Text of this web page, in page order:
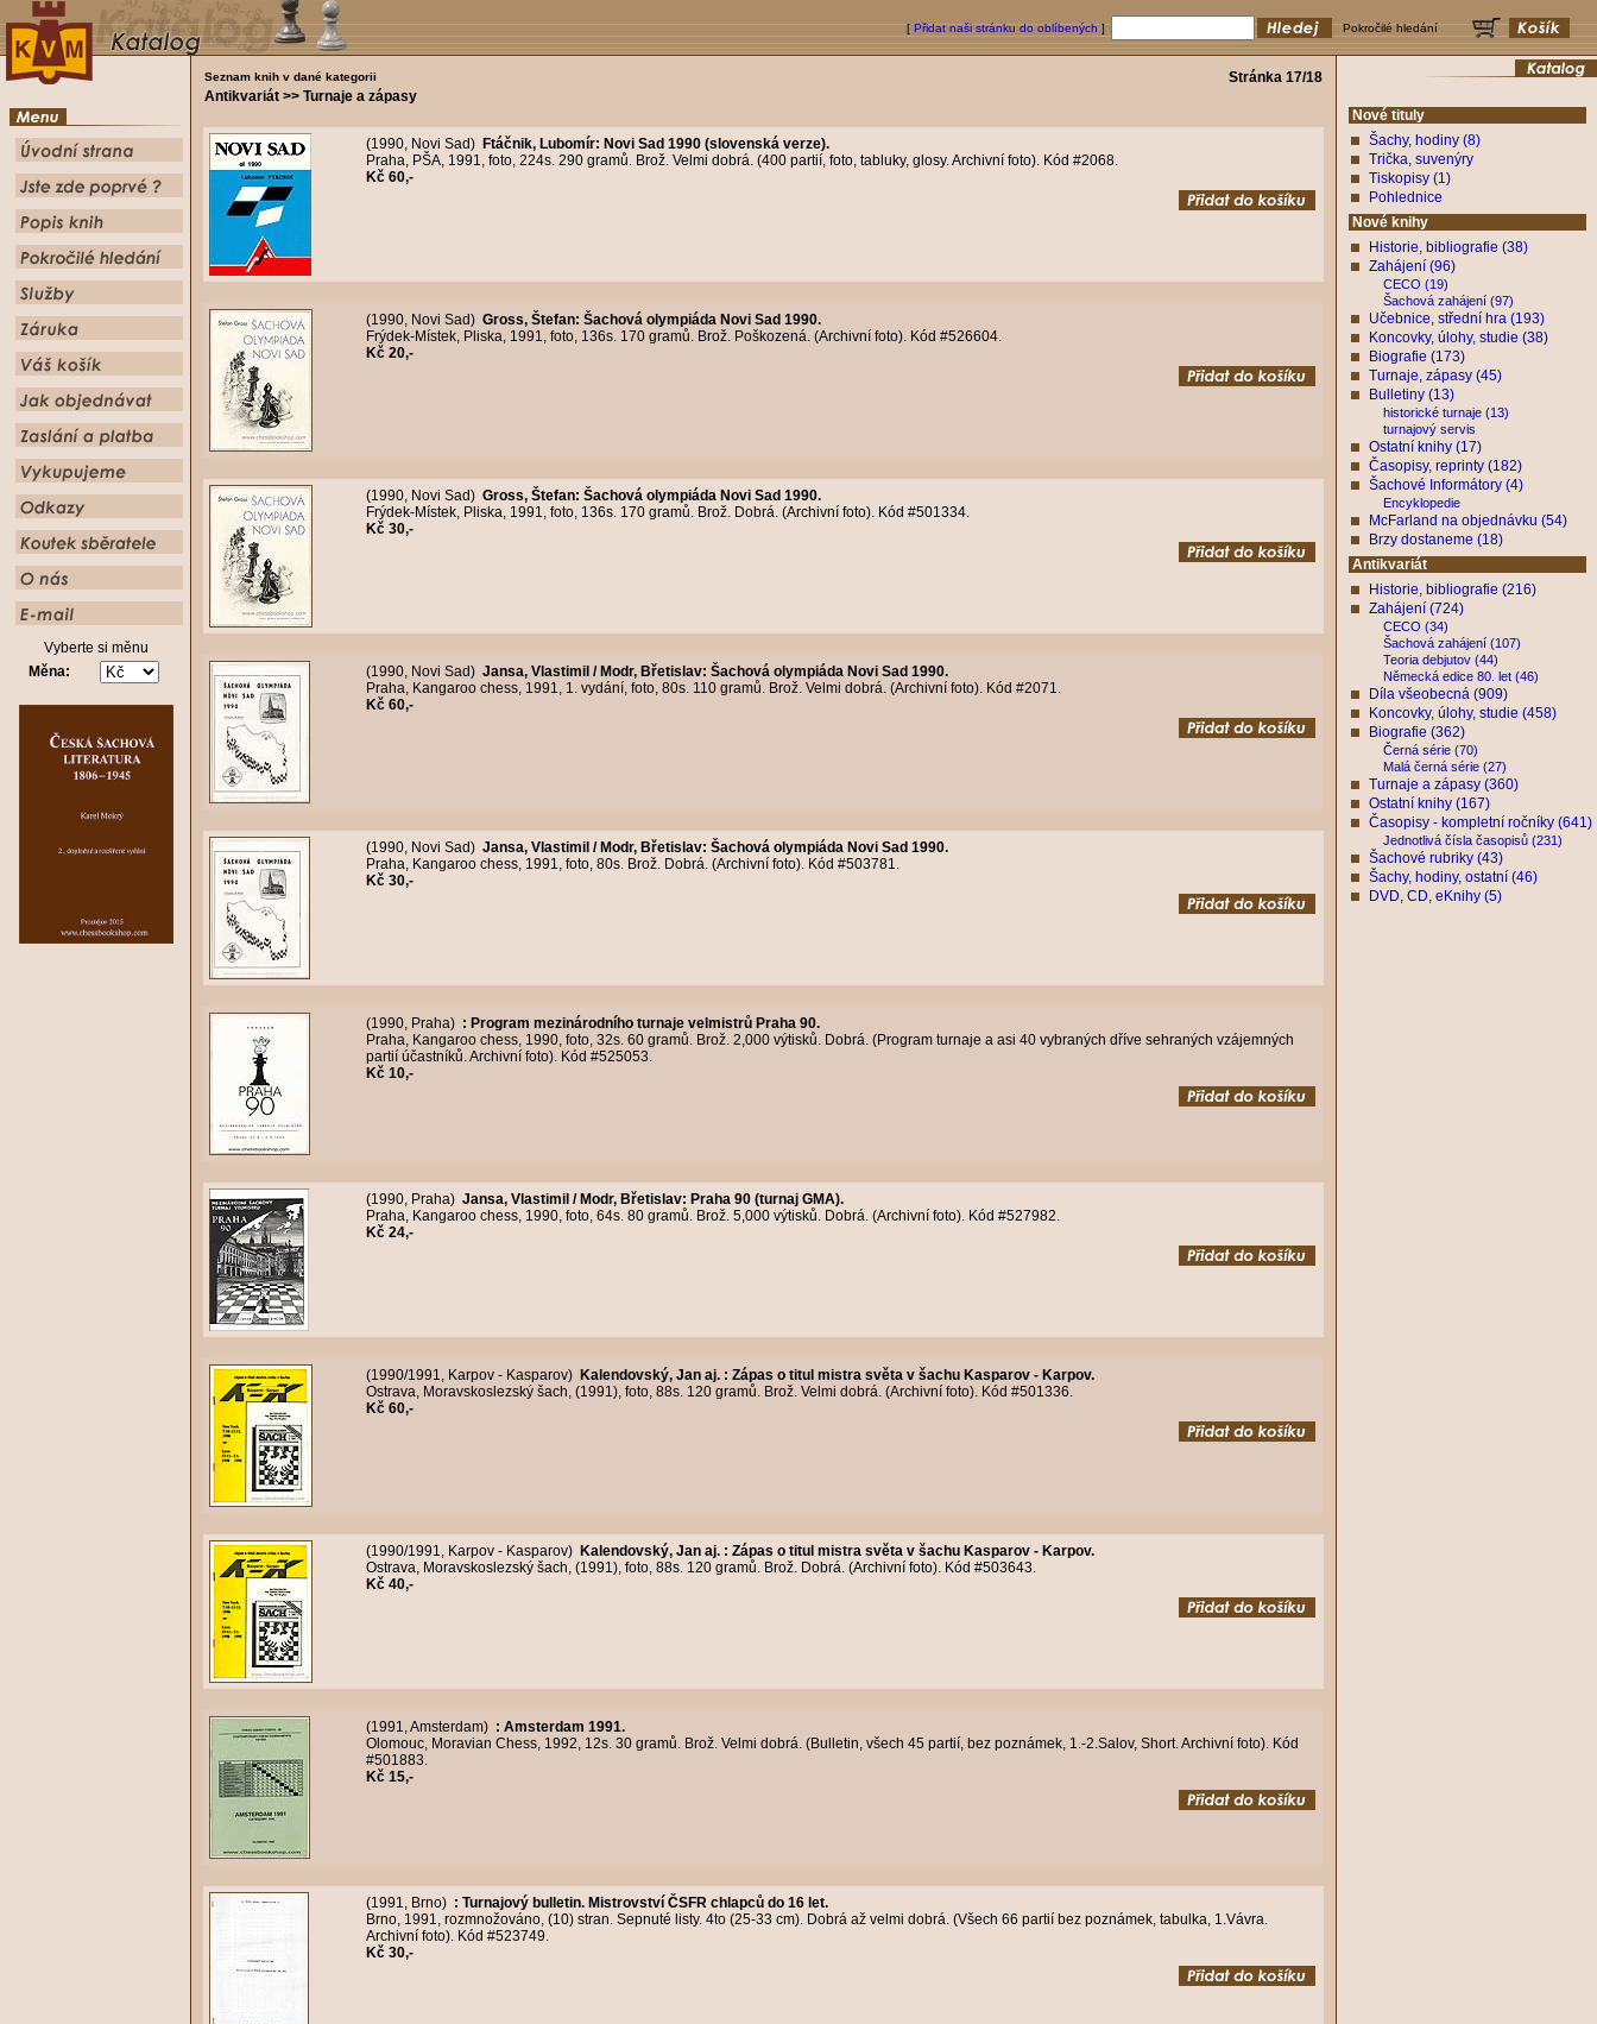
[ Přidat naši stránku do oblíbených ] Pokročilé hledání
Vyberte si měnu
Měna:
Seznam knih v dané kategorii
Stránka 17/18
Antikvariát >> Turnaje a zápasy
(1990, Novi Sad) Ftáčnik, Lubomír: Novi Sad 1990 (slovenská verze).
Praha, PŠA, 1991, foto, 224s. 290 gramů. Brož. Velmi dobrá. (400 partií, foto, tabluky, glosy. Archivní foto). Kód #2068.
Kč 60,-
(1990, Novi Sad) Gross, Štefan: Šachová olympiáda Novi Sad 1990.
Frýdek-Místek, Pliska, 1991, foto, 136s. 170 gramů. Brož. Poškozená. (Archivní foto). Kód #526604.
Kč 20,-
(1990, Novi Sad) Gross, Štefan: Šachová olympiáda Novi Sad 1990.
Frýdek-Místek, Pliska, 1991, foto, 136s. 170 gramů. Brož. Dobrá. (Archivní foto). Kód #501334.
Kč 30,-
(1990, Novi Sad) Jansa, Vlastimil / Modr, Břetislav: Šachová olympiáda Novi Sad 1990.
Praha, Kangaroo chess, 1991, 1. vydání, foto, 80s. 110 gramů. Brož. Velmi dobrá. (Archivní foto). Kód #2071.
Kč 60,-
(1990, Novi Sad) Jansa, Vlastimil / Modr, Břetislav: Šachová olympiáda Novi Sad 1990.
Praha, Kangaroo chess, 1991, foto, 80s. Brož. Dobrá. (Archivní foto). Kód #503781.
Kč 30,-
(1990, Praha) : Program mezinárodního turnaje velmistrů Praha 90.
Praha, Kangaroo chess, 1990, foto, 32s. 60 gramů. Brož. 2,000 výtisků. Dobrá. (Program turnaje a asi 40 vybraných dříve sehraných vzájemných
partií účastníků. Archivní foto). Kód #525053.
Kč 10,-
(1990, Praha) Jansa, Vlastimil / Modr, Břetislav: Praha 90 (turnaj GMA).
Praha, Kangaroo chess, 1990, foto, 64s. 80 gramů. Brož. 5,000 výtisků. Dobrá. (Archivní foto). Kód #527982.
Kč 24,-
(1990/1991, Karpov - Kasparov) Kalendovský, Jan aj. : Zápas o titul mistra světa v šachu Kasparov - Karpov.
Ostrava, Moravskoslezský šach, (1991), foto, 88s. 120 gramů. Brož. Velmi dobrá. (Archivní foto). Kód #501336.
Kč 60,-
(1990/1991, Karpov - Kasparov) Kalendovský, Jan aj. : Zápas o titul mistra světa v šachu Kasparov - Karpov.
Ostrava, Moravskoslezský šach, (1991), foto, 88s. 120 gramů. Brož. Dobrá. (Archivní foto). Kód #503643.
Kč 40,-
(1991, Amsterdam) : Amsterdam 1991.
Olomouc, Moravian Chess, 1992, 12s. 30 gramů. Brož. Velmi dobrá. (Bulletin, všech 45 partií, bez poznámek, 1.-2.Salov, Short. Archivní foto). Kód
#501883.
Kč 15,-
(1991, Brno) : Turnajový bulletin. Mistrovství ČSFR chlapců do 16 let.
Brno, 1991, rozmnožováno, (10) stran. Sepnuté listy. 4to (25-33 cm). Dobrá až velmi dobrá. (Všech 66 partií bez poznámek, tabulka, 1.Vávra.
Archivní foto). Kód #523749.
Kč 30,-
Nové tituly
Šachy, hodiny (8)
Trička, suvenýry
Tiskopisy (1)
Pohlednice
Nové knihy
Historie, bibliografie (38)
Zahájení (96)
CECO (19)
Šachová zahájení (97)
Učebnice, střední hra (193)
Koncovky, úlohy, studie (38)
Biografie (173)
Turnaje, zápasy (45)
Bulletiny (13)
historické turnaje (13)
turnajový servis
Ostatní knihy (17)
Časopisy, reprinty (182)
Šachové Informátory (4)
Encyklopedie
McFarland na objednávku (54)
Brzy dostaneme (18)
Antikvariát
Historie, bibliografie (216)
Zahájení (724)
CECO (34)
Šachová zahájení (107)
Teoria debjutov (44)
Německá edice 80. let (46)
Díla všeobecná (909)
Koncovky, úlohy, studie (458)
Biografie (362)
Černá série (70)
Malá černá série (27)
Turnaje a zápasy (360)
Ostatní knihy (167)
Časopisy - kompletní ročníky (641)
Jednotlivá čísla časopisů (231)
Šachové rubriky (43)
Šachy, hodiny, ostatní (46)
DVD, CD, eKnihy (5)